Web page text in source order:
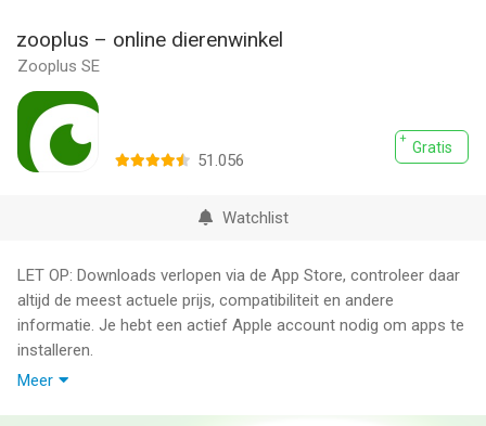
zooplus – online dierenwinkel
Zooplus SE
Gratis
51.056
Watchlist
LET OP: Downloads verlopen via de App Store, controleer daar
altijd de meest actuele prijs, compatibiliteit en andere
informatie. Je hebt een actief Apple account nodig om apps te
installeren.
Meer